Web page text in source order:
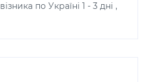
по Україні 1 - 3 дні ,